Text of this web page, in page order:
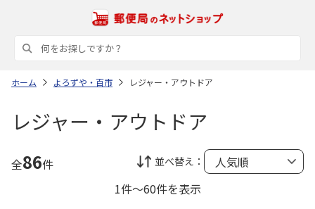
ホーム よろずや・百市 レジャー・アウトドア
レジャー・アウトドア
全86件 並べ替え：
1件～60件を表示